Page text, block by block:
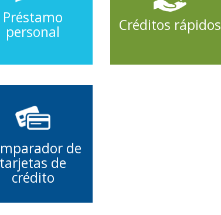
Préstamo
personal
Créditos rápidos
de
tarjetas de
crédito